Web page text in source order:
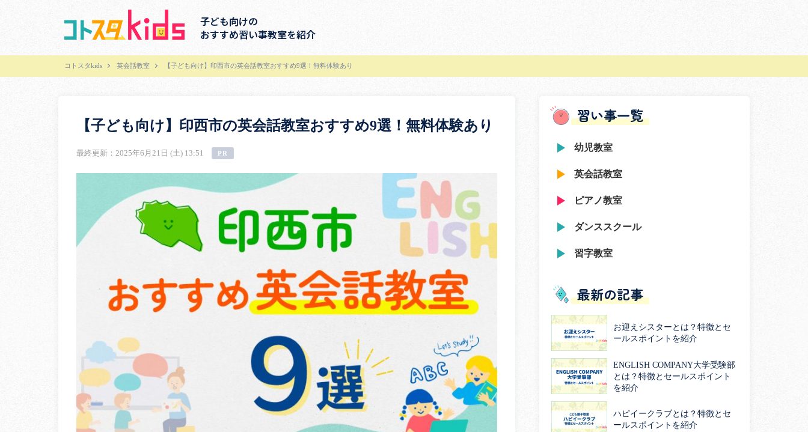
子ども向けの
おすすめ習い事教室を紹介
コトスタkids 英会話教室 【子ども向け】印西市の英会話教室おすすめ9選！無料体験あり
【子ども向け】印西市の英会話教室おすすめ9選！無料体験あり
最終更新：2025年6月21日 (土) 13:51 PR
習い事一覧
幼児教室
英会話教室
ピアノ教室
ダンススクール
習字教室
最新の記事
お迎えシスターとは？特徴とセ
ールスポイントを紹介
ENGLISH COMPANY大学受験部
とは？特徴とセールスポイント
を紹介
ハピイークラブとは？特徴とセ
ールスポイントを紹介